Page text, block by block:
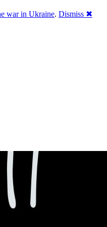
war in Ukraine. Dismiss ✖